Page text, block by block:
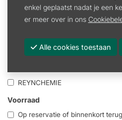
Reinigingsmiddel
Promoties
REYNCHEMIE
Voorraad
Op reservatie of binnenkort
enkel geplaatst nadat je een
er meer over in ons
Alle cookies toestaan